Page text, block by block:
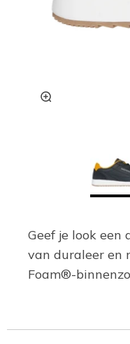
Geef je look
van duraleer en
Foam®-